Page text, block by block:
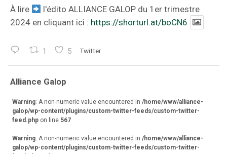
À lire
l'édito ALLIANCE GALOP du 1er trimestre
2024 en cliquant ici : https://shorturl.at/boCN6
1 5 Twitter
Alliance Galop
Warning: A non-numeric value encountered in /home/www/alliance-
galop/wp-content/plugins/custom-twitter-feeds/custom-twitter-
feed.php on line 567
Warning: A non-numeric value encountered in /home/www/alliance-
galop/wp-content/plugins/custom-twitter-feeds/custom-twitter-